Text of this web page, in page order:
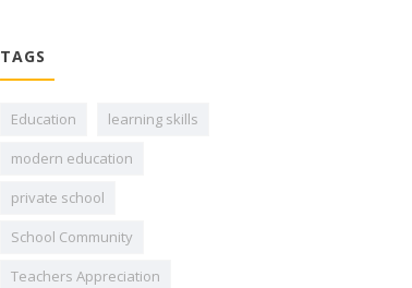
TAGS
Education
learning skills
modern education
private school
School Community
Teachers Appreciation